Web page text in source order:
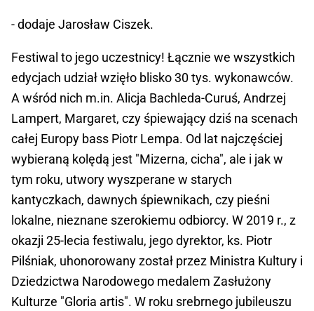
- dodaje Jarosław Ciszek.
Festiwal to jego uczestnicy! Łącznie we wszystkich
edycjach udział wzięło blisko 30 tys. wykonawców.
A wśród nich m.in. Alicja Bachleda-Curuś, Andrzej
Lampert, Margaret, czy śpiewający dziś na scenach
całej Europy bass Piotr Lempa. Od lat najczęściej
wybieraną kolędą jest "Mizerna, cicha", ale i jak w
tym roku, utwory wyszperane w starych
kantyczkach, dawnych śpiewnikach, czy pieśni
lokalne, nieznane szerokiemu odbiorcy. W 2019 r., z
okazji 25-lecia festiwalu, jego dyrektor, ks. Piotr
Pilśniak, uhonorowany został przez Ministra Kultury i
Dziedzictwa Narodowego medalem Zasłużony
Kulturze "Gloria artis". W roku srebrnego jubileuszu